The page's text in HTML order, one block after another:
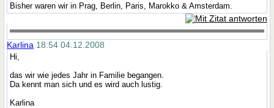
Bisher waren wir in Prag, Berlin, Paris, Marokko & Amsterdam.
Karlina 18:54 04.12.2008
Hi,
das wir wie jedes Jahr in Familie begangen.
Da kennt man sich und es wird auch lustig.
Karlina